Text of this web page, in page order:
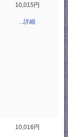
10,015円
...詳細
10,016円